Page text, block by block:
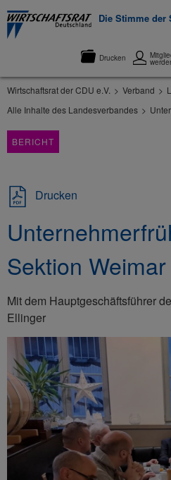
Die Stimme der
Drucken
Wirtschaftsrat der CDU e.V. Verband
Alle Inhalte des Landesverbandes
BERICHT
Drucken
Sektion Weimar
Mit dem Hauptgeschäftsführer
Ellinger